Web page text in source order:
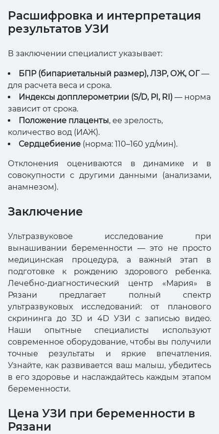
Расшифровка и интерпретация
результатов УЗИ
В заключении специалист указывает:
БПР (бипариетальный размер), ЛЗР, ОЖ, ОГ—
для расчета веса и срока.
Индексы допплерометрии (S/D, PI, RI) — норма
зависит от срока.
Положение плаценты, ее зрелость,
количество вод (ИАЖ).
Сердцебиение (норма: 110–160 уд/мин).
Отклонения оцениваются в динамике и в
совокупности с другими данными (анализами,
анамнезом).
Заключение
Ультразвуковое исследование при
вынашивании беременности — это не просто
медицинская процедура, а важный этап в
подготовке к рождению здорового ребенка.
Лечебно-диагностический центр «Мария» в
Рязани предлагает полный спектр
ультразвуковых исследований: от планового
скрининга до 3D и 4D УЗИ с записью видео.
Наши опытные специалисты используют
современное оборудование, чтобы вы получили
точные результаты и яркие впечатления.
Узнайте, как развивается ваш малыш, убедитесь
в его здоровье и наслаждайтесь каждым этапом
беременности.
Цена УЗИ при беременности в
Рязани